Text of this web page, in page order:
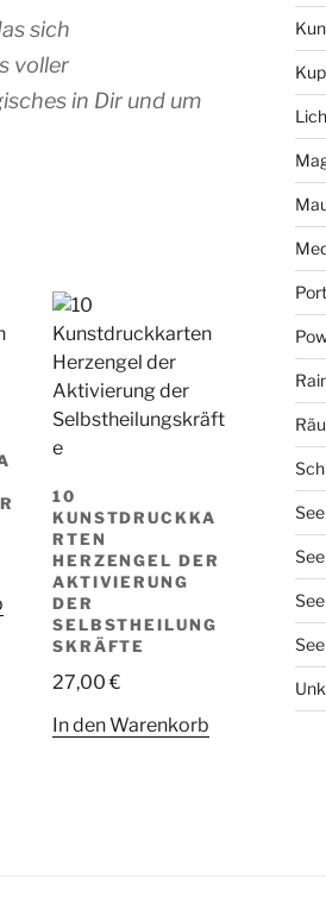
sich
voller
in Dir und um
10
KUNSTDRUCKKA
RTEN
HERZENGEL DER
AKTIVIERUNG
DER
SELBSTHEILUNG
SKRÄFTE
27,00€
In den Warenkorb